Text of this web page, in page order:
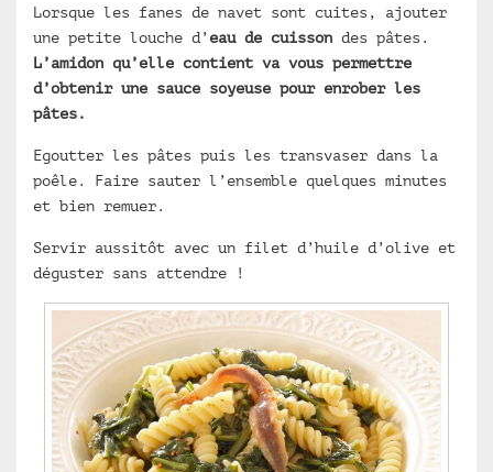
Lorsque les fanes de navet sont cuites, ajouter
une petite louche d’eau de cuisson des pâtes.
L’amidon qu’elle contient va vous permettre
d’obtenir une sauce soyeuse pour enrober les
pâtes.
Egoutter les pâtes puis les transvaser dans la
poêle. Faire sauter l’ensemble quelques minutes
et bien remuer.
Servir aussitôt avec un filet d’huile d’olive et
déguster sans attendre !